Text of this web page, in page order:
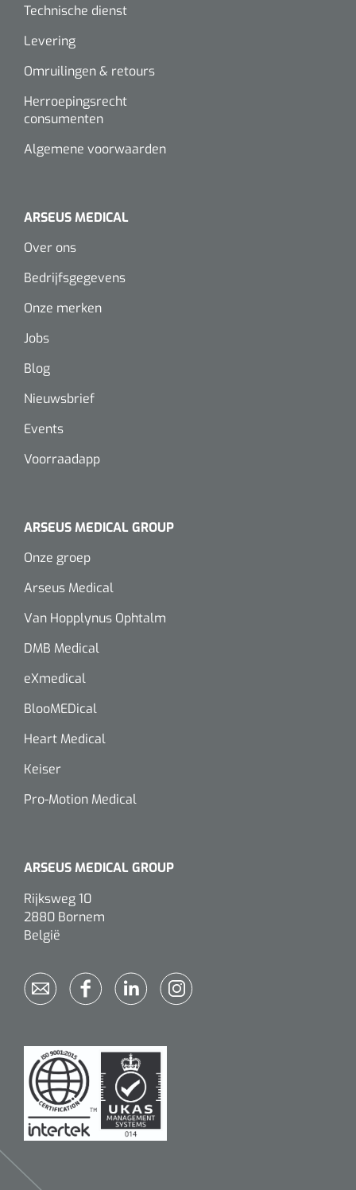
Technische dienst
Levering
Omruilingen & retours
Herroepingsrecht
consumenten
Algemene voorwaarden
ARSEUS MEDICAL
Over ons
Bedrijfsgegevens
Onze merken
Jobs
Blog
Nieuwsbrief
Events
Voorraadapp
ARSEUS MEDICAL GROUP
Onze groep
Arseus Medical
Van Hopplynus Ophtalm
DMB Medical
eXmedical
BlooMEDical
Heart Medical
Keiser
Pro-Motion Medical
ARSEUS MEDICAL GROUP
Rijksweg 10
2880 Bornem
België